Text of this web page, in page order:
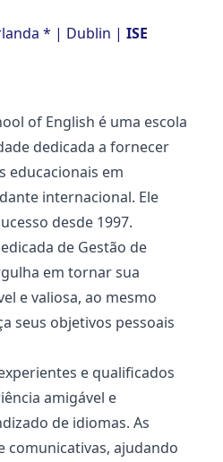
* | Dublin | ISE
of English é uma escola
dedicada a fornecer
educacionais em
internacional. Ele
desde 1997.
de Gestão de
em tornar sua
e valiosa, ao mesmo
seus objetivos pessoais
e qualificados
amigável e
de idiomas. As
comunicativas, ajudando